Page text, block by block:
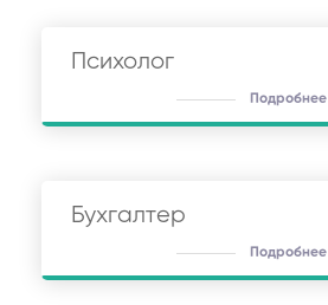
Психолог
Подробнее
Бухгалтер
Подробнее